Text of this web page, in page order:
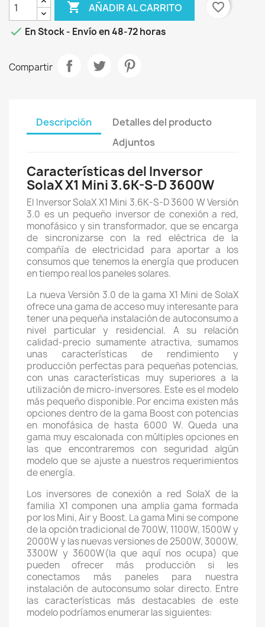
 AÑADIR AL CARRITO
favorite_border
 En Stock - Envío en 48-72 horas
Compartir
Descripción
Detalles del producto
Adjuntos
Características del Inversor
SolaX X1 Mini 3.6K-S-D 3600W
El Inversor SolaX X1 Mini 3.6K-S-D 3600 W Versión
3.0 es un pequeño inversor de conexión a red,
monofásico y sin transformador, que se encarga
de sincronizarse con la red eléctrica de la
compañía de electricidad para aportar a los
consumos que tenemos la energía que producen
en tiempo real los paneles solares.
La nueva Versión 3.0 de la gama X1 Mini de SolaX
ofrece una gama de acceso muy interesante para
tener una pequeña instalación de autoconsumo a
nivel particular y residencial. A su relación
calidad-precio sumamente atractiva, sumamos
unas características de rendimiento y
producción perfectas para pequeñas potencias,
con unas características muy superiores a la
utilización de micro-inversores. Este es el modelo
más pequeño disponible. Por encima existen más
opciones dentro de la gama Boost con potencias
en monofásica de hasta 6000 W. Queda una
gama muy escalonada con múltiples opciones en
las que encontraremos con seguridad algún
modelo que se ajuste a nuestros requerimientos
de energía.
Los inversores de conexión a red SolaX de la
familia X1 componen una amplia gama formada
por los Mini, Air y Boost. La gama Mini se compone
de la opción tradicional de 700W, 1100W, 1500W y
2000W y las nuevas versiones de 2500W, 3000W,
3300W y 3600W(la que aquí nos ocupa) que
pueden ofrecer más producción si les
conectamos más paneles para nuestra
instalación de autoconsumo solar directo. Entre
las características más destacables de este
modelo podríamos enumerar las siguientes: